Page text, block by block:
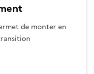
de monter en